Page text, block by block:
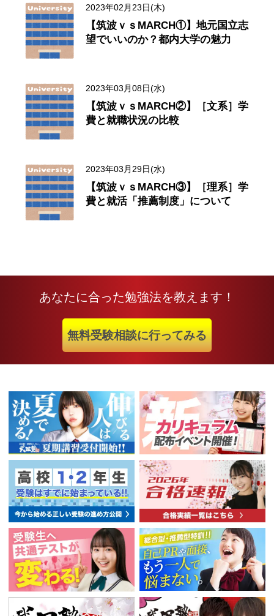
2023年02月23日(木)
【筑波ｖｓMARCH①】地元国立志
望でいいのか？都内大学の魅力
2023年03月08日(水)
【筑波ｖｓMARCH②】［文系］学
費と就職状況の比較
2023年03月29日(水)
【筑波ｖｓMARCH③】［理系］学
費と就活「推薦制度」について
あなたに合った勉強法を教えます！
無料受験相談に行ってみる